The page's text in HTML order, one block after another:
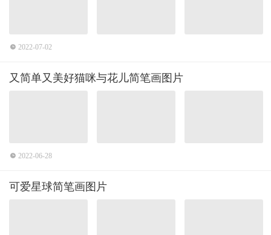
2022-07-02
又简单又美好猫咪与花儿简笔画图片
2022-06-28
可爱星球简笔画图片